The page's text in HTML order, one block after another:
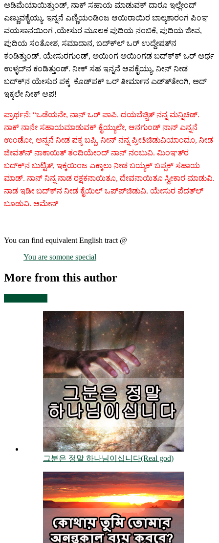
ಅಡಿಮೆಯಾಯಿತ್ತುಂಡ್‍, ನಾಕ್‍ ಸಹಾಯ ಮಾಡುವಕ್‍ ದಾರೂ ಇಲ್ಲೇಂದ್‍
ಎಣ್ಣುವಕೈಯ್ಯು. ಇನ್ನನೆ ಎಣ್ಣಿಯಂಡಿಂಜ ಆಯಿರಾಯಿರ ಬಾಲ್ಯಕಾರಂಗ ಪಿಂಞ
ವಯಸಾನಯಿಂಗ ,ಯೇಸುರ ಮೂಲಕ ಪುದಿಯ ನಂಬಿಕೆ, ಪುದಿಯ ಜೀವ,
ಪುದಿಯ ಸಂತೋಶ, ಸಮಾದಾನ, ಬದ್‍ಕ್‍ಲ್‍ ಒರ್‍ ಉದ್ದೇಷತ್‍ನ
ಕಂಡಿತ್ತುಂಡ್‍. ಯೇಸುರಗುಂಡ್‍, ಅಯಿಂಗ ಅಯಿಂಗಡ ಬದ್‍ಕ್‍ಕ್‍ ಒರ್‍ ಅರ್ಥ
ಉಳ್ಳದ್‍ನ ಕಂಡಿತ್ತುಂಡ್‍. ನೀಕ್‍ ಸಹ ಇನ್ನನೆ ಆಪಕೈಯ್ಯು, ನೀನ್‍ ನೀಡ
ಬದ್‍ಕ್‍ನ ಯೇಸುರ ಪಕ್ಕ ಕೊಡ್‍ಪಕ್‍ ಒರ್‍ ತೀರ್ಮಾನ ಎಡ್‍ತ್‍ತೇಂಗಿ, ಅದ್‍
ಇಕ್ಕಲೇ ನೀಕ್‍ ಆಪ!
ಪ್ರಾರ್ಥನೆ: “ಒಡೆಯನೇ, ನಾನ್‍ ಒರ್‍ ಪಾಪಿ. ದಯಬೆಚ್ಚಿತ್‍ ನನ್ನ ಮನ್ನಿಚಿಡ್‍.
ನಾಕ್‍ ನಾನೇ ಸಹಾಯಮಾಡುವಕ್‍ ಕೈಯ್ಯುಲೇ, ಆನಗುಂಡ್‍ ನಾನ್‍ ಎನ್ನನೆ
ಉಂಡೋ, ಅನ್ನನೆ ನೀಡ ಪಕ್ಕ ಬಪ್ಪಿ. ನೀನ್‍ ನನ್ನ ಪ್ರೀತಿಚಿಡುವಿಯಾಂದೂ, ನೀಡ
ಜೀವತ್‍ನ್ ನಾಕಾಯಿತ್‍ ತಂದಿಯೇಂದ್‍ ನಾನ್‍ ನಂಬುವಿ. ಮಿಂಞತ್‍ರ
ಬದ್‍ಕ್‍ನ ಬುಟ್ಟಿತ್‍, ಇಕ್ಕಯಿಂಜ ಎಕ್ಕಾಲು ನೀಡ ಬಯ್ಯಕ್‍ ಬಪ್ಪಕ್‍ ಸಹಾಯ
ಮಾಡ್‍. ನಾನ್‍ ನಿನ್ನ ನಾಡ ರಕ್ಷಕನಾಯಿತೂ, ದೇವನಾಯಿತೂ ಸ್ವೀಕಾರ ಮಾಡುವಿ.
ನಾಡ ಇಡೀ ಬದ್‍ಕ್‍ನ ನೀಡ ಕೈಯಿಲ್‍ ಒಪ್ಪ್‍ಚಿಡುವಿ. ಯೇಸುರ ಪೆದತ್‍ಲ್‍
ಬೂಡುವಿ. ಆಮೇನ್‍
You can find equivalent English tract @
You are somone special
More from this author
그분은 정말 하나님이십니다(Real god)